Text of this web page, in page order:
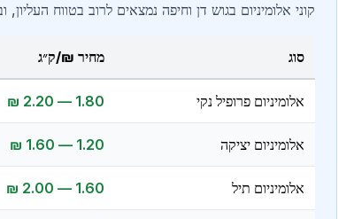
קוני אלומיניום בגוש דן וחיפה נמצאים לרוב בטווח
סוג מחיר ₪/ק״ג
אלומיניום פרופיל נקי 1.80 — 2.20 ₪
אלומיניום יציקה 1.20 — 1.60 ₪
אלומיניום תיל 1.60 — 2.00 ₪